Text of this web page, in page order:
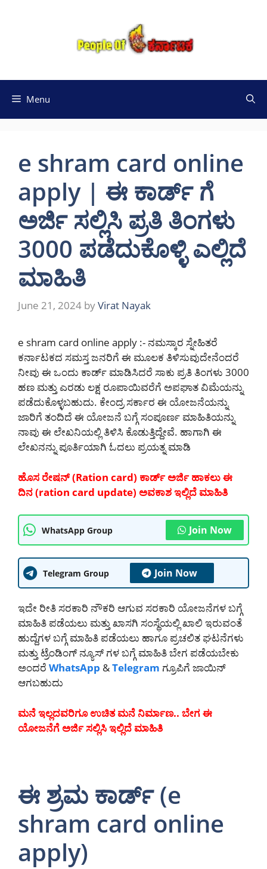
Menu
e shram card online
apply | ಈ ಕಾರ್ಡ್ ಗೆ
ಅರ್ಜಿ ಸಲ್ಲಿಸಿ ಪ್ರತಿ ತಿಂಗಳು
3000 ಪಡೆದುಕೊಳ್ಳಿ ಎಲ್ಲಿದೆ
ಮಾಹಿತಿ
June 21, 2024 byVirat Nayak
e shram card online apply :- ನಮಸ್ಕಾರ ಸ್ನೇಹಿತರೆ
ಕರ್ನಾಟಕದ ಸಮಸ್ತ ಜನರಿಗೆ ಈ ಮೂಲಕ ತಿಳಿಸುವುದೇನೆಂದರೆ
ನೀವು ಈ ಒಂದು ಕಾರ್ಡ್ ಮಾಡಿಸಿದರೆ ಸಾಕು ಪ್ರತಿ ತಿಂಗಳು 3000
ಹಣ ಮತ್ತು ಎರಡು ಲಕ್ಷ ರೂಪಾಯಿವರೆಗೆ ಅಪಘಾತ ವಿಮೆಯನ್ನು
ಪಡೆದುಕೊಳ್ಳಬಹುದು. ಕೇಂದ್ರ ಸರ್ಕಾರ ಈ ಯೋಜನೆಯನ್ನು
ಜಾರಿಗೆ ತಂದಿದೆ ಈ ಯೋಜನೆ ಬಗ್ಗೆ ಸಂಪೂರ್ಣ ಮಾಹಿತಿಯನ್ನು
ನಾವು ಈ ಲೇಖನಿಯಲ್ಲಿ ತಿಳಿಸಿ ಕೊಡುತ್ತಿದ್ದೇವೆ. ಹಾಗಾಗಿ ಈ
ಲೇಖನನ್ನು ಪೂರ್ತಿಯಾಗಿ ಓದಲು ಪ್ರಯತ್ನ ಮಾಡಿ
ಹೊಸ ರೇಷನ್ (Ration card) ಕಾರ್ಡ್ ಅರ್ಜಿ ಹಾಕಲು ಈ
ದಿನ (ration card update) ಅವಕಾಶ ಇಲ್ಲಿದೆ ಮಾಹಿತಿ
WhatsApp Group Join Now
Telegram Group Join Now
ಇದೇ ರೀತಿ ಸರಕಾರಿ ನೌಕರಿ ಆಗುವ ಸರಕಾರಿ ಯೋಜನೆಗಳ ಬಗ್ಗೆ
ಮಾಹಿತಿ ಪಡೆಯಲು ಮತ್ತು ಖಾಸಗಿ ಸಂಸ್ಥೆಯಲ್ಲಿ ಖಾಲಿ ಇರುವಂತೆ
ಹುದ್ದೆಗಳ ಬಗ್ಗೆ ಮಾಹಿತಿ ಪಡೆಯಲು ಹಾಗೂ ಪ್ರಚಲಿತ ಘಟನೆಗಳು
ಮತ್ತು ಟ್ರೆಂಡಿಂಗ್ ನ್ಯೂಸ್ ಗಳ ಬಗ್ಗೆ ಮಾಹಿತಿ ಬೇಗ ಪಡೆಯಬೇಕು
ಅಂದರೆ WhatsApp &Telegram ಗ್ರೂಪಿಗೆ ಜಾಯಿನ್
ಆಗಬಹುದು
ಮನೆ ಇಲ್ಲದವರಿಗೂ ಉಚಿತ ಮನೆ ನಿರ್ಮಾಣ.. ಬೇಗ ಈ
ಯೋಜನೆಗೆ ಅರ್ಜಿ ಸಲ್ಲಿಸಿ ಇಲ್ಲಿದೆ ಮಾಹಿತಿ
ಈ ಶ್ರಮ ಕಾರ್ಡ್ (e
shram card online
apply)